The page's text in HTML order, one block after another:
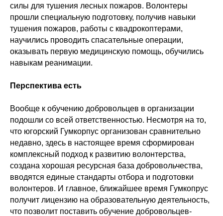
силы для тушения лесных пожаров. Волонтеры
прошли специальную подготовку, получив навыки
тушения пожаров, работы с квадрокоптерами,
научились проводить спасательные операции,
оказывать первую медицинскую помощь, обучились
навыкам реанимации.
Перспектива есть
Вообще к обучению добровольцев в организации
подошли со всей ответственностью. Несмотря на то,
что югорский Гумкорпус организован сравнительно
недавно, здесь в настоящее время сформирован
комплексный подход к развитию волонтерства,
создана хорошая ресурсная база добровольчества,
вводятся единые стандарты отбора и подготовки
волонтеров. И главное, ближайшее время Гумкопрус
получит лицензию на образовательную деятельность,
что позволит поставить обучение добровольцев-